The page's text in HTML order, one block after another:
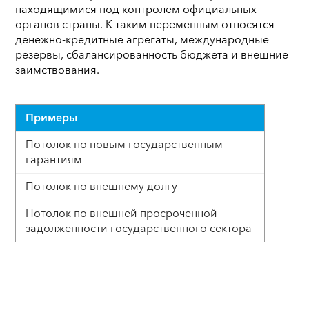
находящимися под контролем официальных
органов страны. К таким переменным относятся
денежно-кредитные агрегаты, международные
резервы, сбалансированность бюджета и внешние
заимствования.
Примеры
Потолок по новым государственным
гарантиям
Потолок по внешнему долгу
Потолок по внешней просроченной
задолженности государственного сектора